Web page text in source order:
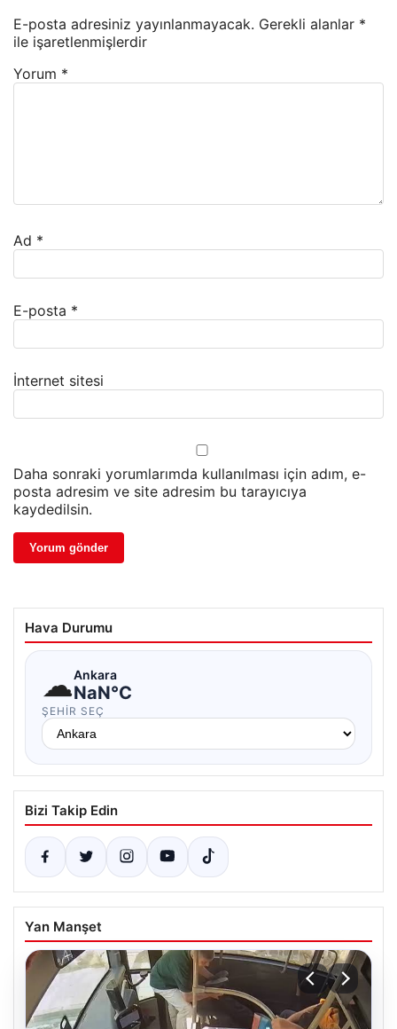
E-posta adresiniz yayınlanmayacak. Gerekli alanlar *
ile işaretlenmişlerdir
Yorum *
Ad *
E-posta *
İnternet sitesi
Daha sonraki yorumlarımda kullanılması için adım, e-
posta adresim ve site adresim bu tarayıcıya
kaydedilsin.
Hava Durumu
☁Ankara
NaN°C
ŞEHIR SEÇ
Bizi Takip Edin
Yan Manşet